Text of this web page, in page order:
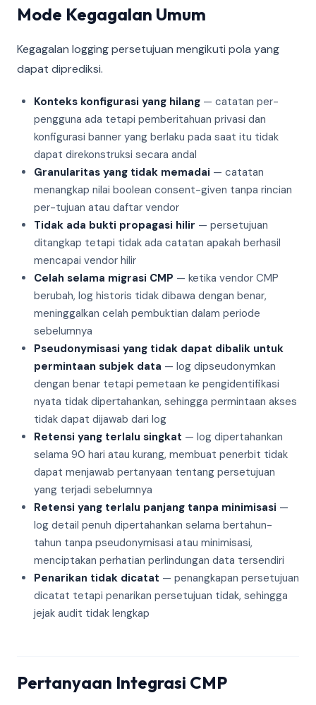
Mode Kegagalan Umum
Kegagalan logging persetujuan mengikuti pola yang
dapat diprediksi.
Konteks konfigurasi yang hilang — catatan per-
pengguna ada tetapi pemberitahuan privasi dan
konfigurasi banner yang berlaku pada saat itu tidak
dapat direkonstruksi secara andal
Granularitas yang tidak memadai — catatan
menangkap nilai boolean consent-given tanpa rincian
per-tujuan atau daftar vendor
Tidak ada bukti propagasi hilir — persetujuan
ditangkap tetapi tidak ada catatan apakah berhasil
mencapai vendor hilir
Celah selama migrasi CMP — ketika vendor CMP
berubah, log historis tidak dibawa dengan benar,
meninggalkan celah pembuktian dalam periode
sebelumnya
Pseudonymisasi yang tidak dapat dibalik untuk
permintaan subjek data — log dipseudonymkan
dengan benar tetapi pemetaan ke pengidentifikasi
nyata tidak dipertahankan, sehingga permintaan akses
tidak dapat dijawab dari log
Retensi yang terlalu singkat — log dipertahankan
selama 90 hari atau kurang, membuat penerbit tidak
dapat menjawab pertanyaan tentang persetujuan
yang terjadi sebelumnya
Retensi yang terlalu panjang tanpa minimisasi —
log detail penuh dipertahankan selama bertahun-
tahun tanpa pseudonymisasi atau minimisasi,
menciptakan perhatian perlindungan data tersendiri
Penarikan tidak dicatat — penangkapan persetujuan
dicatat tetapi penarikan persetujuan tidak, sehingga
jejak audit tidak lengkap
Pertanyaan Integrasi CMP